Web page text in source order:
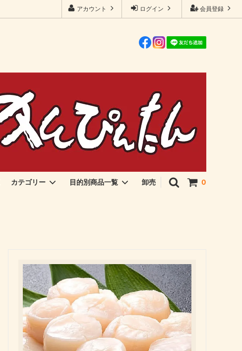
会員登録
ログイン
アカウント
0
カテゴリー
手作り佃煮
目的別商品一覧
古希祝い
卸売